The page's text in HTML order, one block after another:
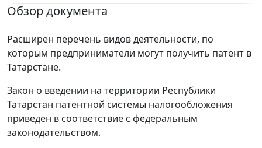
Обзор документа
Расширен перечень видов деятельности, по
которым предприниматели могут получить патент в
Татарстане.
Закон о введении на территории Республики
Татарстан патентной системы налогообложения
приведен в соответствие с федеральным
законодательством.